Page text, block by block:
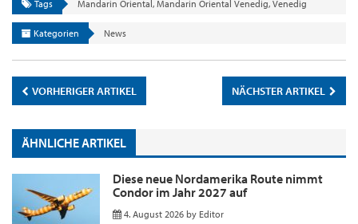
Tags Mandarin Oriental , Mandarin Oriental Venedig, Venedig
Kategorien News
VORHERIGER ARTIKEL NÄCHSTER ARTIKEL
ÄHNLICHE ARTIKEL
Diese neue Nordamerika Route nimmt
Condor im Jahr 2027 auf
4. August 2026 by Editor